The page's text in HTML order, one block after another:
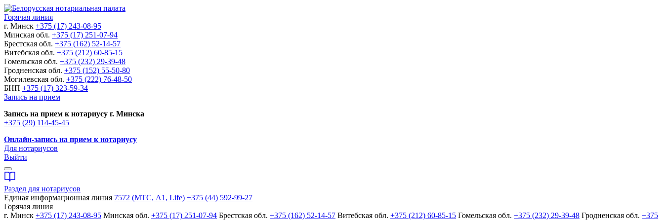
Горячая линия
г. Минск +375 (17) 243-08-95
Минская обл. +375 (17) 251-07-94
Брестская обл. +375 (162) 52-14-57
Витебская обл. +375 (212) 60-85-15
Гомельская обл. +375 (232) 29-39-48
Гродненская обл. +375 (152) 55-50-80
Могилевская обл. +375 (222) 76-48-50
БНП +375 (17) 323-59-34
Запись на прием
Запись на прием к нотариусу г. Минска
+375 (29) 114-45-45
Онлайн-запись на прием к нотариусу
Для нотариусов
Выйти
Раздел для нотариусов
Единая информационная линия 7572 (МТС, A1, Life) +375 (44) 592-99-27
Горячая линия
г. Минск +375 (17) 243-08-95 Минская обл. +375 (17) 251-07-94 Брестская обл. +375 (162) 52-14-57 Витебская обл. +375 (212) 60-85-15 Гомельская обл. +375 (232) 29-39-48 Гродненская обл. +375